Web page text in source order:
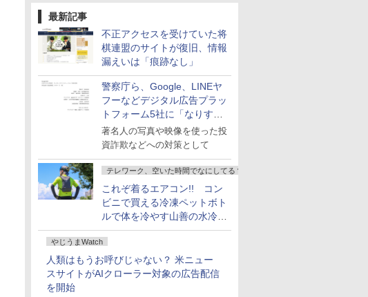
最新記事
不正アクセスを受けていた将
棋連盟のサイトが復旧、情報
漏えいは「痕跡なし」
警察庁ら、Google、LINEヤ
フーなどデジタル広告プラッ
トフォーム5社に「なりすま
し詐欺広告」対策強化を要請
著名人の写真や映像を使った投
資詐欺などへの対策として
テレワーク、空いた時間でなにしてる？
これぞ着るエアコン!! コン
ビニで買える冷凍ペットボト
ルで体を冷やす山善の水冷ベ
ストがロードバイクにちょう
どいい【ぼっち・ざ・ろー
ど！その14】
やじうまWatch
人類はもうお呼びじゃない？ 米ニュー
スサイトがAIクローラー対象の広告配信
を開始